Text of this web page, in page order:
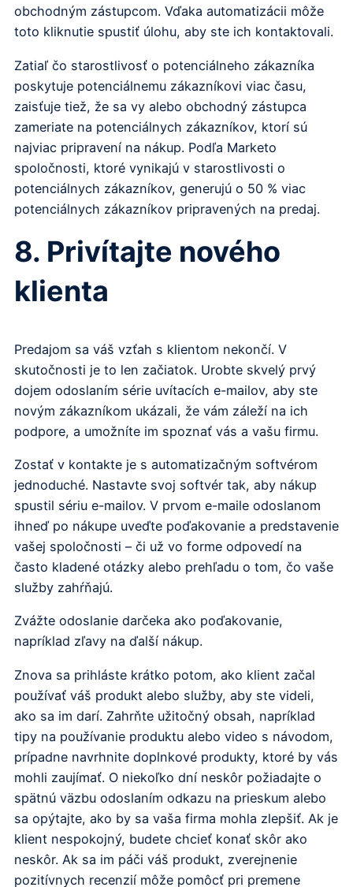
obchodným zástupcom. Vďaka automatizácii môže
toto kliknutie spustiť úlohu, aby ste ich kontaktovali.
Zatiaľ čo starostlivosť o potenciálneho zákazníka
poskytuje potenciálnemu zákazníkovi viac času,
zaisťuje tiež, že sa vy alebo obchodný zástupca
zameriate na potenciálnych zákazníkov, ktorí sú
najviac pripravení na nákup. Podľa Marketo
spoločnosti, ktoré vynikajú v starostlivosti o
potenciálnych zákazníkov, generujú o 50 % viac
potenciálnych zákazníkov pripravených na predaj.
8. Privítajte nového
klienta
Predajom sa váš vzťah s klientom nekončí. V
skutočnosti je to len začiatok. Urobte skvelý prvý
dojem odoslaním série uvítacích e-mailov, aby ste
novým zákazníkom ukázali, že vám záleží na ich
podpore, a umožníte im spoznať vás a vašu firmu.
Zostať v kontakte je s automatizačným softvérom
jednoduché. Nastavte svoj softvér tak, aby nákup
spustil sériu e-mailov. V prvom e-maile odoslanom
ihneď po nákupe uveďte poďakovanie a predstavenie
vašej spoločnosti – či už vo forme odpovedí na
často kladené otázky alebo prehľadu o tom, čo vaše
služby zahŕňajú.
Zvážte odoslanie darčeka ako poďakovanie,
napríklad zľavy na ďalší nákup.
Znova sa prihláste krátko potom, ako klient začal
používať váš produkt alebo služby, aby ste videli,
ako sa im darí. Zahrňte užitočný obsah, napríklad
tipy na používanie produktu alebo video s návodom,
prípadne navrhnite doplnkové produkty, ktoré by vás
mohli zaujímať. O niekoľko dní neskôr požiadajte o
spätnú väzbu odoslaním odkazu na prieskum alebo
sa opýtajte, ako by sa vaša firma mohla zlepšiť. Ak je
klient nespokojný, budete chcieť konať skôr ako
neskôr. Ak sa im páči váš produkt, zverejnenie
pozitívnych recenzií môže pomôcť pri premene